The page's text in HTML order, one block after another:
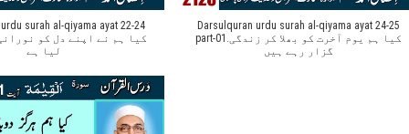
surah al-qiyama ayat 22-24
لیا ہے
Darsulquran urdu surah al-qiyama ayat 24-25
part-01.کیا ہم یوم آخرت کو بھلا کر زندگی
گزار رہے ہیں